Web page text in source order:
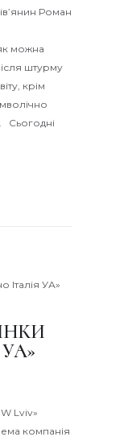
Роман
можна
штурму
крім
Сьогодні
Lviv»
компанія